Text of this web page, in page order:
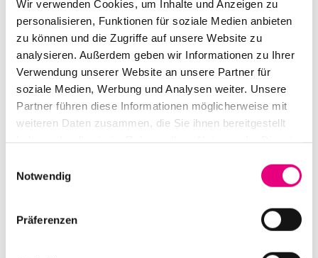
Wir verwenden Cookies, um Inhalte und Anzeigen zu
personalisieren, Funktionen für soziale Medien anbieten
zu können und die Zugriffe auf unsere Website zu
analysieren. Außerdem geben wir Informationen zu Ihrer
Verwendung unserer Website an unsere Partner für
soziale Medien, Werbung und Analysen weiter. Unsere
Partner führen diese Informationen möglicherweise mit
weiteren Daten zusammen, die Sie ihnen bereitgestellt
Notwendig
Präferenzen
Gitarristin und Keyboarderin mit einem Gespür für
affizierende und popaffine Melodien, Sounds, Grooves.
Dass das Istanbul Jazz Festival für seinen Abend u.a.
diese großartige 28-jährige Singer/Songwriterin und
Trompeterin mit Jazzwurzeln ausgesucht hat, ist alles
andere als verwunderlich: In ihr verbinden sich
Internationalität, Offenheit und musikalische
traditionell prägen.